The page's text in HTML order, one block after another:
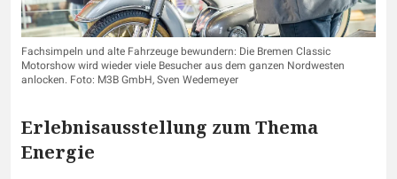
Fachsimpeln und alte Fahrzeuge bewundern: Die Bremen Classic
Motorshow wird wieder viele Besucher aus dem ganzen Nordwesten
anlocken. Foto: M3B GmbH, Sven Wedemeyer
Erlebnisausstellung zum Thema
Energie